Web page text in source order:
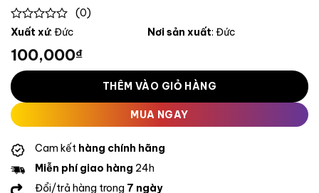
0
of
5
(0)
Xuất xứ: Đức Nơi sản xuất: Đức
100,000₫
THÊM VÀO GIỎ HÀNG
MUA NGAY
Cam kết hàng chính hãng
Miễn phí giao hàng 24h
Đổi/trả hàng trong 7 ngày